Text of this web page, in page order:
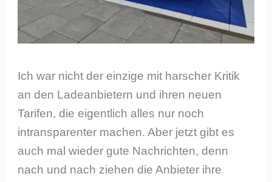
Ich war nicht der einzige mit harscher Kritik
an den Ladeanbietern und ihren neuen
Tarifen, die eigentlich alles nur noch
intransparenter machen. Aber jetzt gibt es
auch mal wieder gute Nachrichten, denn
nach und nach ziehen die Anbieter ihre